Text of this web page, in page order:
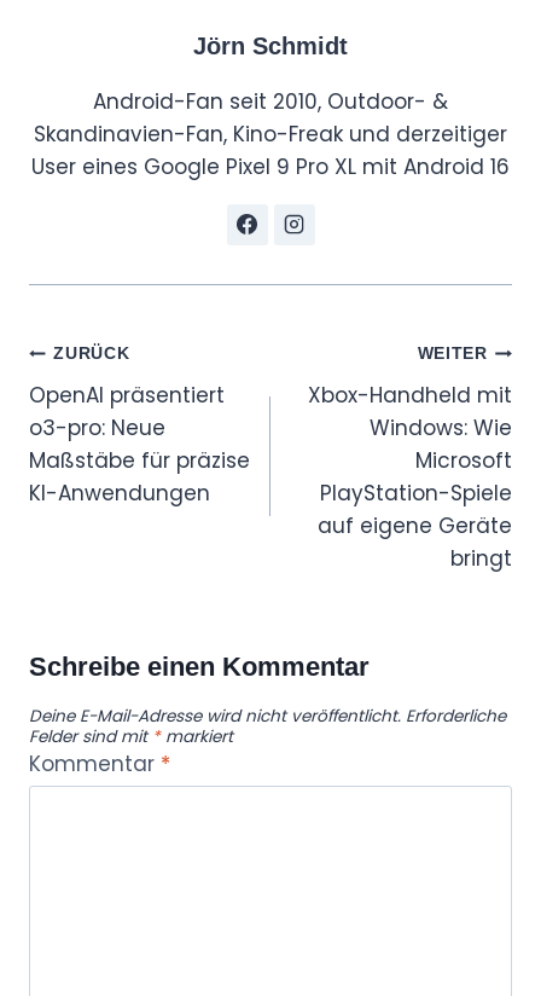
Jörn Schmidt
Android-Fan seit 2010, Outdoor- &
Skandinavien-Fan, Kino-Freak und derzeitiger
User eines Google Pixel 9 Pro XL mit Android 16
Beitragsnavigation
ZURÜCK
OpenAI präsentiert
o3-pro: Neue
Maßstäbe für präzise
KI-Anwendungen
WEITER
Xbox-Handheld mit
Windows: Wie
Microsoft
PlayStation-Spiele
auf eigene Geräte
bringt
Schreibe einen Kommentar
Deine E-Mail-Adresse wird nicht veröffentlicht. Erforderliche
Felder sind mit *markiert
Kommentar *